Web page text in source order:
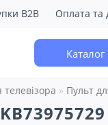
B2B Оплата та
Каталог
телевізора Пульт